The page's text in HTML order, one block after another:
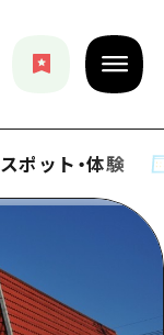
スポット・体験